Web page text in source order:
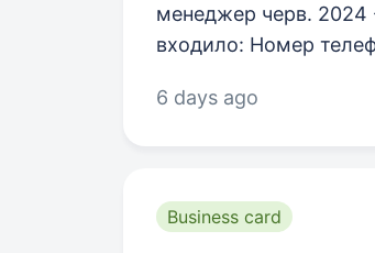
менеджер черв. 2024
входило: Номер
6 days ago
Business card